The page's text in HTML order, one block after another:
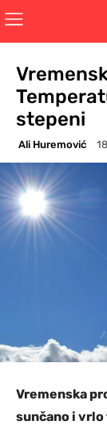
stepeni
Ali Huremović
Vremenska
sunčano i